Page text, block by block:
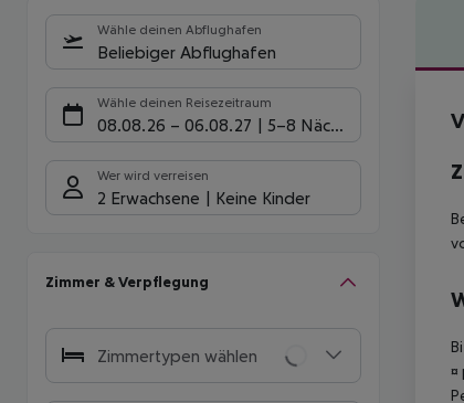
Wähle deinen Abflughafen
Beliebiger Abflughafen
Wähle deinen Reisezeitraum
08.08.26 – 06.08.27 5-8 Nächte
Wer wird verreisen
2 Erwachsene Keine Kinder
Zimmer & Verpflegung
Zimmertypen wählen
¤